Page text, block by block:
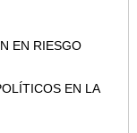
EN RIESGO
EN LA